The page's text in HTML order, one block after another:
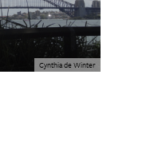
Cynthia de Winter